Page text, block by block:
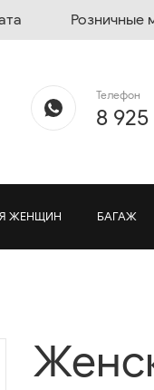
Розничные
Телефон
8
ЖЕНЩИН БАГАЖ